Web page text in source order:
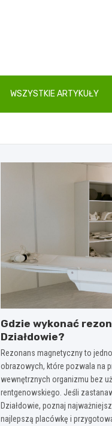
WSZYSTKIE ARTYKUŁY
Gdzie wykonać
Działdowie?
Rezonans magnetyczny to
obrazowych, które pozwala na
wewnętrznych organizmu bez
rentgenowskiego. Jeśli
Działdowie, poznaj
najlepszą placówkę i